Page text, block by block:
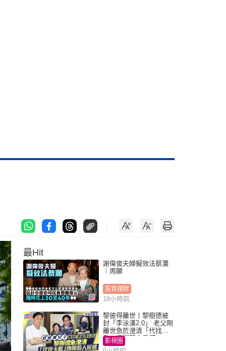
最Hit
謝偉俊夫婦擬效法蔡瀾
｜周顯
投資理財
18小時前
黎彼得離世丨黎樹德被
封「李泳漢2.0」 老父剛
離世急於澄清「代找卡
數」傳聞惹人反感
影視圈